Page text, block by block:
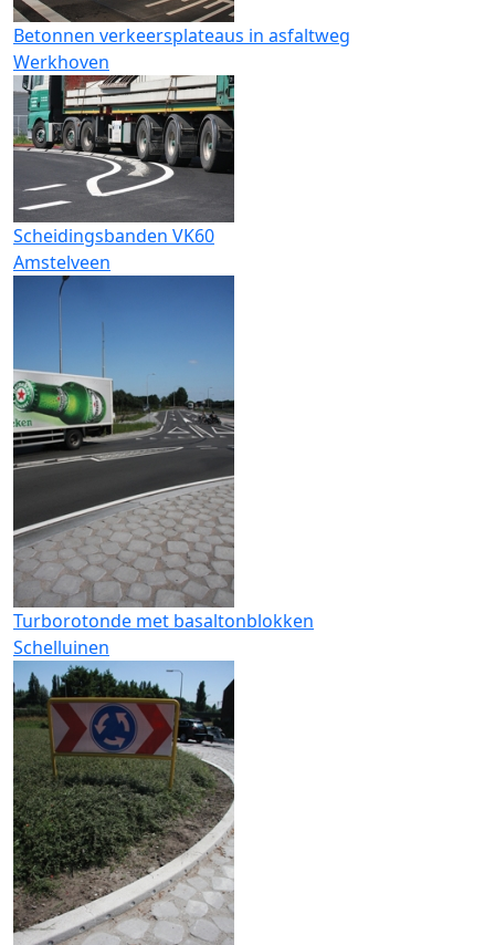
Betonnen verkeersplateaus in asfaltweg
Werkhoven
Scheidingsbanden VK60
Amstelveen
Turborotonde met basaltonblokken
Schelluinen